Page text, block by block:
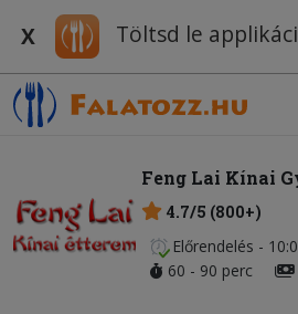
X Töltsd le
Feng Lai Kínai
4.7/5 (800+)
Előrendelés -
60 - 90 perc